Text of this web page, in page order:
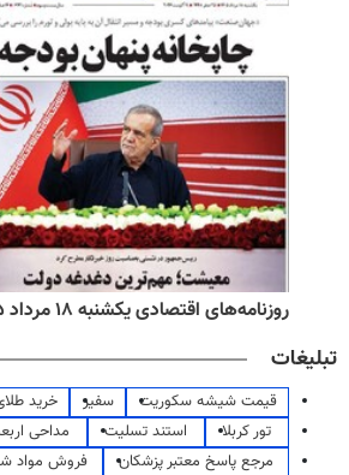
روزنامه‌های اقتصادی یکشنبه ۱۸ مرداد ۱۴۰۵
تبلیغات
قیمت شیشه سکوریت سفیر خرید
تور کربلا
استند تسلیت مداحی
مرجع پاسخ معتبر پزشکان
فروش مواد